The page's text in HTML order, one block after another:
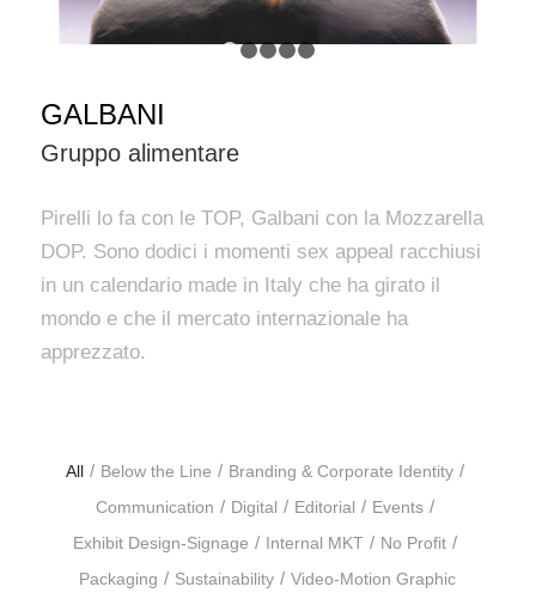
GALBANI
Gruppo alimentare
Pirelli lo fa con le TOP, Galbani con la Mozzarella
DOP. Sono dodici i momenti sex appeal racchiusi
in un calendario made in Italy che ha girato il
mondo e che il mercato internazionale ha
apprezzato.
All / Below the Line / Branding & Corporate Identity /
Communication / Digital / Editorial / Events /
Exhibit Design-Signage / Internal MKT / No Profit /
Packaging / Sustainability / Video-Motion Graphic